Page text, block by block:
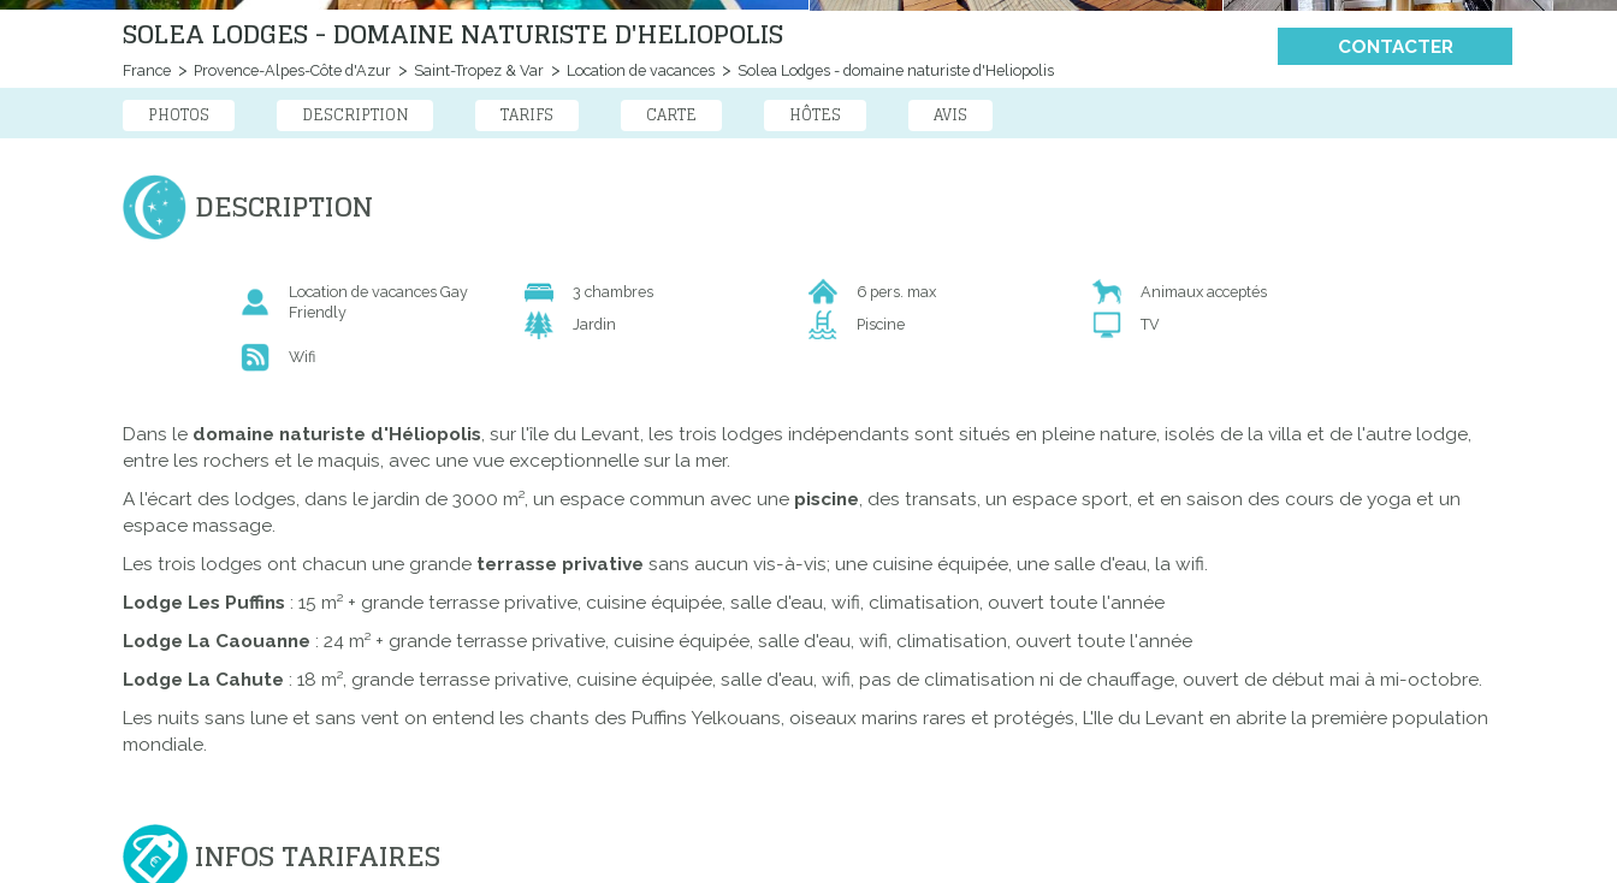
SOLEA LODGES - DOMAINE NATURISTE D'HELIOPOLIS
France Provence-Alpes-Côte d'Azur Saint-Tropez & Var Location de vacances Solea Lodges - domaine naturiste d'Heliopolis
CONTACTER
PHOTOS DESCRIPTION TARIFS CARTE HÔTES AVIS
DESCRIPTION
Location de vacances Gay
Friendly
3 chambres 6 pers. max
Animaux acceptés
Jardin
Piscine
TV
Wifi
Dans le domaine naturiste d'Héliopolis, sur l'île du Levant, les trois lodges indépendants sont situés en pleine nature, isolés de la villa et de l'autre lodge,
entre les rochers et le maquis, avec une vue exceptionnelle sur la mer.
A l'écart des lodges, dans le jardin de 3000 m², un espace commun avec une piscine, des transats, un espace sport, et en saison des cours de yoga et un
espace massage.
Les trois lodges ont chacun une grande terrasse privative sans aucun vis-à-vis; une cuisine équipée, une salle d'eau, la wifi.
Lodge Les Puffins : 15 m² + grande terrasse privative, cuisine équipée, salle d'eau, wifi, climatisation, ouvert toute l'année
Lodge La Caouanne : 24 m² + grande terrasse privative, cuisine équipée, salle d'eau, wifi, climatisation, ouvert toute l'année
Lodge La Cahute : 18 m², grande terrasse privative, cuisine équipée, salle d'eau, wifi, pas de climatisation ni de chauffage, ouvert de début mai à mi-octobre.
Les nuits sans lune et sans vent on entend les chants des Puffins Yelkouans, oiseaux marins rares et protégés, L'Ile du Levant en abrite la première population
mondiale.
INFOS TARIFAIRES